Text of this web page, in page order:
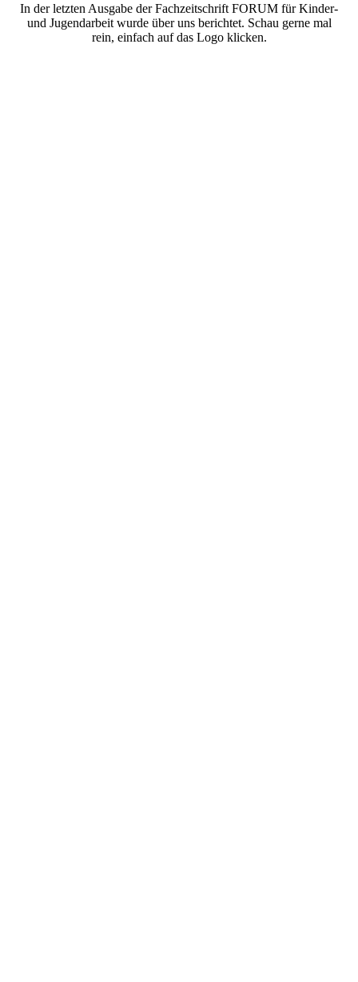
In der letzten Ausgabe der Fachzeitschrift FORUM für Kinder-
und Jugendarbeit wurde über uns berichtet. Schau gerne mal
rein, einfach auf das Logo klicken.